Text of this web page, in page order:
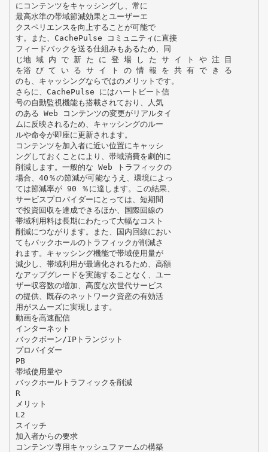
にコンテンツをキャッシングし、常に
最高水準の帯域節減効果とユーザーエ
クスペリエンスを向上することが可能で
す。また、CachePulse コミュニティに直接
フィードバックを送る仕組みもあるため、同
じ地 域 内 で 新 た に 登 場 し た サ イ ト や 注 目
を浴 び て い る サ イ ト の 情 報 を 共 有 で き る
のも、キャッシングならではのメリットです。
さらに、CachePulse にはハートビート信
号の自動監視機能も搭載されており、人気
のある Web コンテンツの変更がリアルタイ
ムに反映されるため、キャッシングのルー
ルや命令が即座に更新されます。
コンテンツを加入者に近い位置にキャッシ
ングしておくことにより、帯域消費を劇的に
削減します。一般的な Web トラフィックの
場合、40％の節減が可能なうえ、環境によっ
ては節減率が 90 ％に達します。この結果、
サービスプロバイダーにとっては、短期間
で投資回収を達成できるほか、国際回線の
帯域利用料は長期にわたって大幅なコスト
削減につながります。また、国内回線におい
てもバックホールのトラフィックが削減さ
れます。キャッシング機能で帯域使用量が
減少し、帯域利用が最適化されるため、高額
なアップグレードを実施することなく、ユー
ザー収容数の増加、高度な次世代サービス
の提供、既存のネットワーク資産の有効活
用がスムーズに実現します。
動画を高速配信
インターネット
バックボーン/IPトランジット
プロバイダー
PB
帯域使用量や
バックホールトラフィックを削減
R
メリット
L2
スイッチ
加入者からの要求
コンテンツ専用キャッシュファームの構築